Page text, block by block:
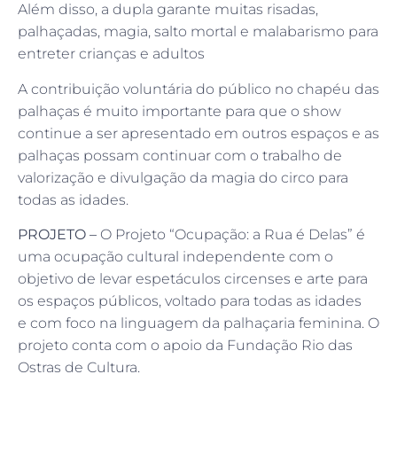
Além disso, a dupla garante muitas risadas,
palhaçadas, magia, salto mortal e malabarismo para
entreter crianças e adultos
A contribuição voluntária do público no chapéu das
palhaças é muito importante para que o show
continue a ser apresentado em outros espaços e as
palhaças possam continuar com o trabalho de
valorização e divulgação da magia do circo para
todas as idades.
PROJETO – O Projeto “Ocupação: a Rua é Delas” é
uma ocupação cultural independente com o
objetivo de levar espetáculos circenses e arte para
os espaços públicos, voltado para todas as idades
e com foco na linguagem da palhaçaria feminina. O
projeto conta com o apoio da Fundação Rio das
Ostras de Cultura.